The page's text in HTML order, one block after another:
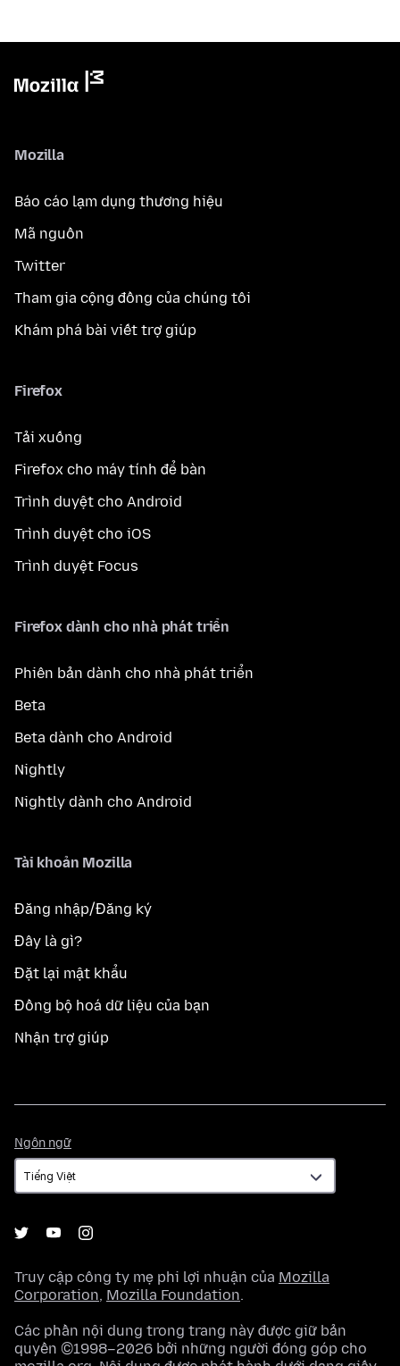
Mozilla
Báo cáo lạm dụng thương hiệu
Mã nguồn
Twitter
Tham gia cộng đồng của chúng tôi
Khám phá bài viết trợ giúp
Firefox
Tải xuống
Firefox cho máy tính để bàn
Trình duyệt cho Android
Trình duyệt cho iOS
Trình duyệt Focus
Firefox dành cho nhà phát triển
Phiên bản dành cho nhà phát triển
Beta
Beta dành cho Android
Nightly
Nightly dành cho Android
Tài khoản Mozilla
Đăng nhập/Đăng ký
Đây là gì?
Đặt lại mật khẩu
Đồng bộ hoá dữ liệu của bạn
Nhận trợ giúp
Ngôn ngữ
ngữ
Truy cập công ty mẹ phi lợi nhuận của Mozilla
Corporation, Mozilla Foundation.
Các phần nội dung trong trang này được giữ bản
quyền ©1998–2026 bởi những người đóng góp cho